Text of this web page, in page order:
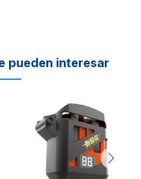
pueden interesar